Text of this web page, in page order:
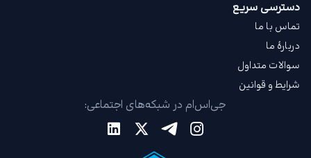
دسترسی سریع
تماس با ما
دربارهٔ ما
سوالات متداول
شرایط و قوانین
جی‌اس‌ام در شبکه‌های اجتماعی: